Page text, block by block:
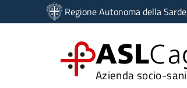
Vai ai contenuti
Vai al menu di navigazione
Regione Autonoma della
ASL
Azienda socio-